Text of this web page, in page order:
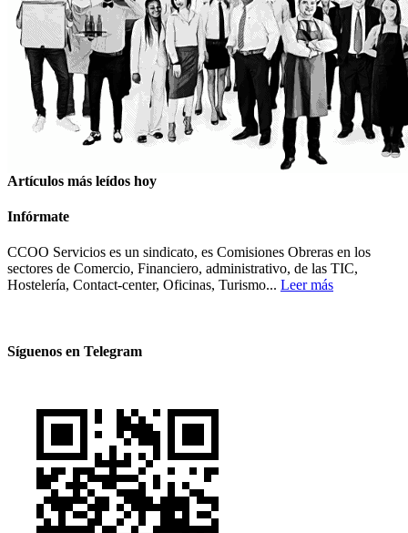
Artículos más leídos hoy
Infórmate
CCOO Servicios es un sindicato, es Comisiones Obreras en los
sectores de Comercio, Financiero, administrativo, de las TIC,
Hostelería, Contact-center, Oficinas, Turismo... Leer más
Síguenos en Telegram